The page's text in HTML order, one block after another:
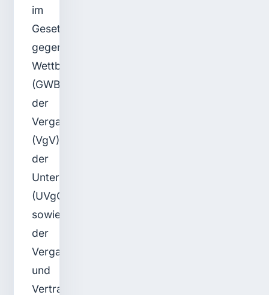
im
Gesetz
gegen
Wettbewerbsbeschränkungen
(GWB),
der
Vergabeverordnung
(VgV),
der
Unterschwellenvergabeordnung
(UVgO)
sowie
der
Vergabe-
und
Vertragsordnung